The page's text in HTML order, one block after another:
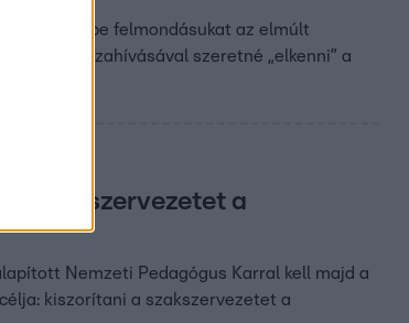
adták be felmondásukat az elmúlt
visszahívásával szeretné „elkenni” a
a szakszervezetet a
Nemzeti Pedagógus Karral kell majd a
kiszorítani a szakszervezetet a